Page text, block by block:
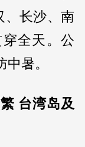
、长沙、南
全天。公
暑。
台湾岛及